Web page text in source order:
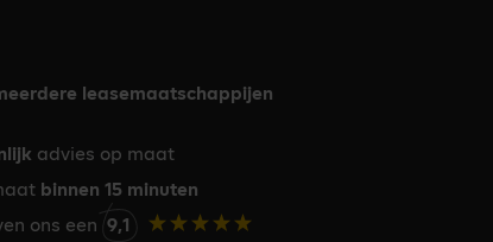
leasemaatschappijen
advies op maat
binnen 15 minuten
ons een
9,1